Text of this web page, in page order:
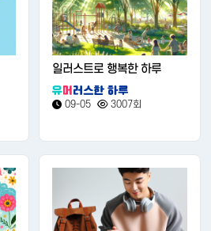
일러스트로 행복한 하루
09-05 3007회